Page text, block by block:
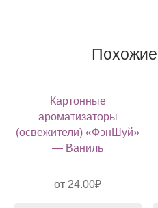
Картонные
ароматизаторы
(освежители) «ФэнШуй»
— Ваниль
от24.00₽